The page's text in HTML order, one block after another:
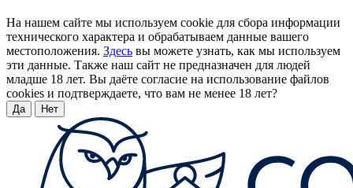
На нашем сайте мы используем cookie для сбора информации
технического характера и обрабатываем данные вашего
местоположения. Здесь вы можете узнать, как мы используем
эти данные. Также наш сайт не предназначен для людей
младше 18 лет. Вы даёте согласие на использование файлов
cookies и подтверждаете, что вам не менее 18 лет?
Да Нет